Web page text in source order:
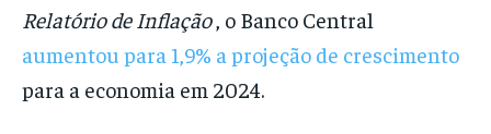
Relatório de Inflação, o Banco Central
aumentou para 1,9% a projeção de crescimento
para a economia em 2024.